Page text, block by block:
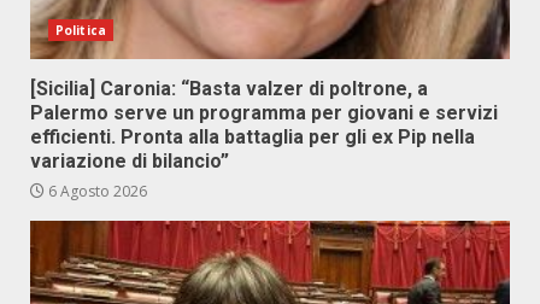
Politica
[Sicilia] Caronia: “Basta valzer di poltrone, a
Palermo serve un programma per giovani e servizi
efficienti. Pronta alla battaglia per gli ex Pip nella
variazione di bilancio”
6 Agosto 2026